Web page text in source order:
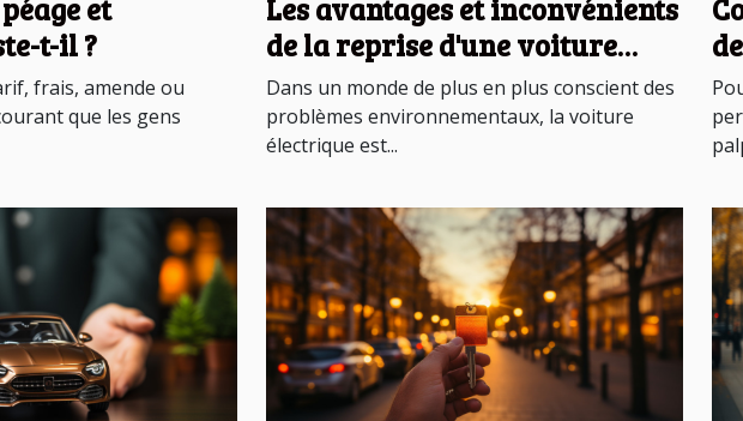
et
t-il ?
frais, amende ou
que les gens
Les avantages et inconvénients
de la reprise d'une voiture
électrique
Dans un monde de plus en plus conscient des
problèmes environnementaux, la voiture
électrique est...